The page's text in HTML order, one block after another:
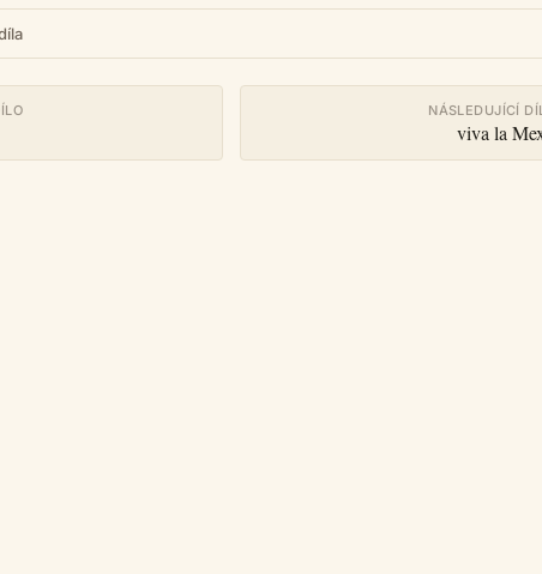
NÁSLEDUJÍCÍ
viva la